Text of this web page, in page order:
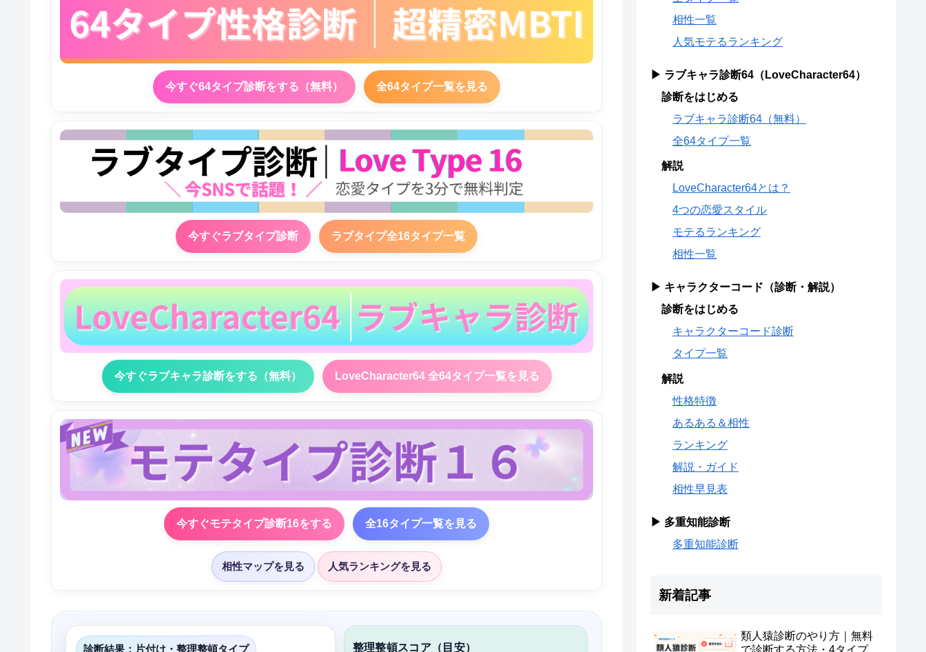
今すぐ64タイプ診断をする（無料） 全64タイプ一覧を見る
今すぐラブタイプ診断 ラブタイプ全16タイプ一覧
今すぐラブキャラ診断をする（無料） LoveCharacter64 全64タイプ一覧を見る
今すぐモテタイプ診断16をする 全16タイプ一覧を見る
相性マップを見る 人気ランキングを見る
診断結果：片付け・整理整頓タイプ 整理整頓スコア（目安）
相性一覧
人気モテるランキング
▶ ラブキャラ診断64（LoveCharacter64）
診断をはじめる
ラブキャラ診断64（無料）
全64タイプ一覧
解説
LoveCharacter64とは？
4つの恋愛スタイル
モテるランキング
相性一覧
▶ キャラクターコード（診断・解説）
診断をはじめる
キャラクターコード診断
タイプ一覧
解説
性格特徴
あるある＆相性
ランキング
解説・ガイド
相性早見表
▶ 多重知能診断
多重知能診断
新着記事
類人猿診断のやり方｜無料
で診断する方法・4タイプ